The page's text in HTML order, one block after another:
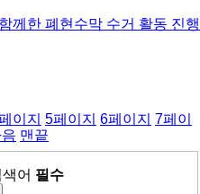
께한 폐현수막 수거 활동 진행
이지 5페이지 6페이지 7페이
맨끝
어 필수